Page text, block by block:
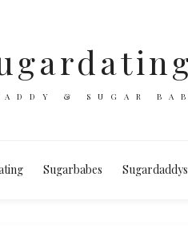
& SUGAR
Sugarbabes Sugardaddys